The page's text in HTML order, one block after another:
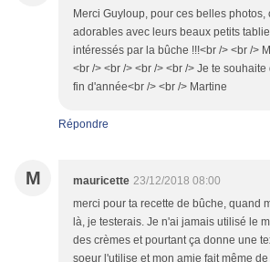
Merci Guyloup, pour ces belles photos,
adorables avec leurs beaux petits
intéressés par la bûche !!!<br /> <br />
<br /> <br /> <br /> <br /> Je te
fin d'année<br /> <br /> Martine
Répondre
M mauricette 23/12/2018 08:00
merci pour ta recette de bûche, quand
là, je testerais. Je n'ai jamais utilisé le
des crèmes et pourtant ça donne une
soeur l'utilise et mon amie fait même